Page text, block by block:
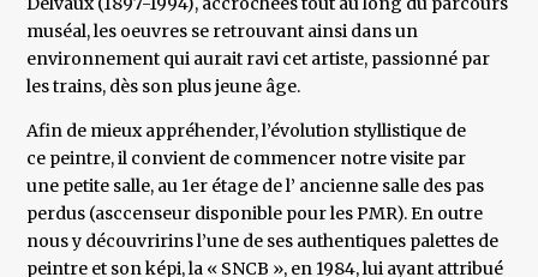
muséal, les oeuvres se retrouvant ainsi dans un
environnement qui aurait ravi cet artiste, passionné par
les trains, dès son plus jeune âge.
Afin de mieux appréhender, l’évolution styllistique de
ce peintre, il convient de commencer notre visite par
une petite salle, au 1er étage de l’ ancienne salle des pas
perdus (asccenseur disponible pour les PMR). En outre
nous y découvririns l’une de ses authentiques palettes de
peintre et son képi, la « SNCB », en 1984, lui ayant attribué